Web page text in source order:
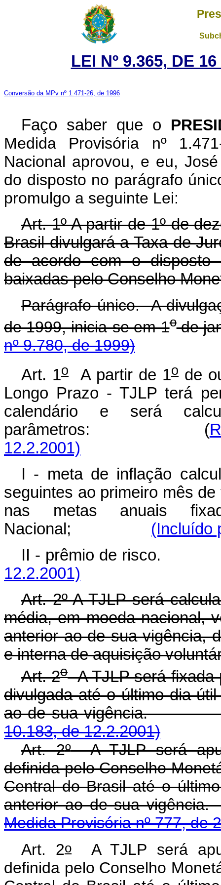
LEI Nº 9.365, DE
Conversão da MPv nº 1.471-26, de 1996
Faço saber que o
Medida Provisória nº
Nacional aprovou, e eu,
do disposto no parágrafo
promulgo a seguinte Lei:
Art. 1º A partir de 1º de
Brasil divulgará a Taxa de
de acordo com o
baixadas pelo Conselho
Parágrafo único. A
de 1999, inicia-se em 1o
nº 9.780, de 1999)
Art. 1o A partir de 1o de
Longo Prazo - TJLP terá
calendário e será
parâmetros: (
12.2.2001)
I - meta de inflação
seguintes ao primeiro mês
nas metas anuais
Nacional; (Incluído
II - prêmio de
12.2.2001)
Art. 2º A TJLP será
média, em moeda nacional,
anterior ao de sua vigência,
e interna de aquisição
Art. 2oA TJLP será fixada
divulgada até o último dia
ao de sua
10.183, de 12.2.2001)
Art. 2ºA TJLP será
definida pelo Conselho
Central do Brasil até o
anterior ao de
Medida Provisória nº 777, de
Art. 2oA TJLP será
definida pelo Conselho